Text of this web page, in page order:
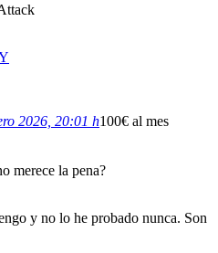
2026, 20:01 h100€ al mes
merece la pena?
y no lo he probado nunca. Son